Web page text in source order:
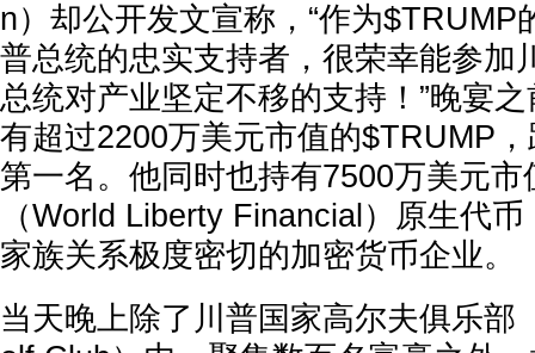
n）却公开发文宣称，“作为$TRUMP
普总统的忠实支持者，很荣幸能参加
总统对产业坚定不移的支持！”晚宴
有超过2200万美元市值的$TRUMP
第一名。他同时也持有7500万美元
（World Liberty Financial）原生代
家族关系极度密切的加密货币企业。
当天晚上除了川普国家高尔夫俱乐部